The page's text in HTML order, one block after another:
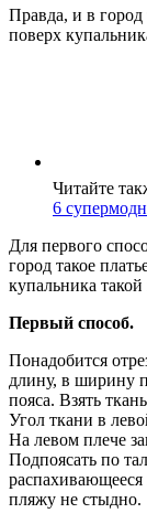
Правда, и в город
поверх
Читайте
6
Для первого
город такое
купальника такой
Первый способ.
Понадобится
длину, в ширину
пояса. Взять
Угол ткани в
На левом плече
Подпоясать по
распахивающееся
пляжу не стыдно.